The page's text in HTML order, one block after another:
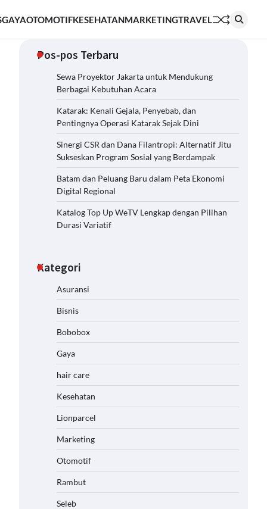
GAYAOTOMOTIFKESEHATANMARKETINGTRAVEL
Pos-pos Terbaru
Sewa Proyektor Jakarta untuk Mendukung
Berbagai Kebutuhan Acara
Katarak: Kenali Gejala, Penyebab, dan
Pentingnya Operasi Katarak Sejak Dini
Sinergi CSR dan Dana Filantropi: Alternatif Jitu
Sukseskan Program Sosial yang Berdampak
Batam dan Peluang Baru dalam Peta Ekonomi
Digital Regional
Katalog Top Up WeTV Lengkap dengan Pilihan
Durasi Variatif
Kategori
Asuransi
Bisnis
Bobobox
Gaya
hair care
Kesehatan
Lionparcel
Marketing
Otomotif
Rambut
Seleb